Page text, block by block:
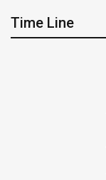
Time Line